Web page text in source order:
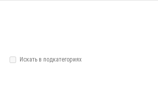
Искать в подкатегориях